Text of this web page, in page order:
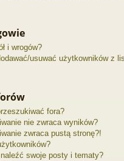
i wrogów?
usuwać użytkowników z
fora?
nie zwraca wyników?
zwraca pustą stronę?!
swoje posty i tematy?